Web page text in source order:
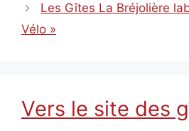
Les Gîtes La Bréjolière
Vélo »
Vers le site des